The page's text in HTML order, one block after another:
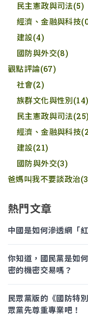
民主憲政與司法(5)
經濟、金融與科技
建設(4)
國防與外交(8)
觀點評論(67)
社會(2)
族群文化與性別(14)
民主憲政與司法(25)
經濟、金融與科技
建設(21)
國防與外交(3)
爸媽叫我不要談政治
熱門文章
中國是如何滲透網「
你知道，國民黨是如
密的機密交易嗎？
民眾黨版的《國防特
眾黨先尊重專業吧！